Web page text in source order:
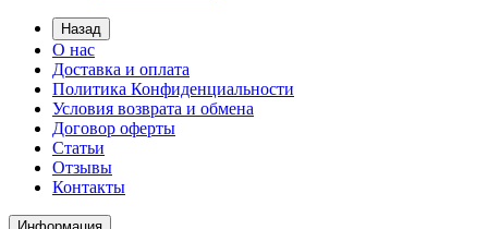
Назад
О нас
Доставка и оплата
Политика Конфиденциальности
Условия возврата и обмена
Договор оферты
Статьи
Отзывы
Контакты